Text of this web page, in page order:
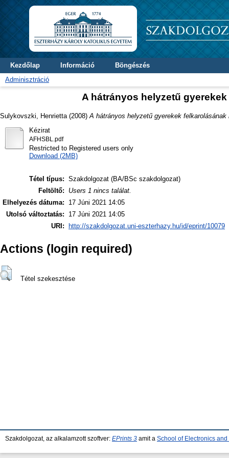
Kezdőlap Információ
Böngészés
Adminisztráció
A hátrányos helyzetű
Sulykovszki, Henrietta (2008) A hátrányos helyzetű gyerekek felkarolásának
Kézirat
AFHSBL.pdf
Restricted to Registered users only
Download (2MB)
Tétel típus: Szakdolgozat (BA/BSc szakdolgozat)
Feltöltő:
Users 1 nincs találat.
Elhelyezés dátuma:
17 Júni 2021 14:05
Utolsó változtatás:
17 Júni 2021 14:05
URI:
http://szakdolgozat.uni-eszterhazy.hu/id/eprint/10079
Actions (login required)
Tétel szekesztése
Szakdolgozat, az alkalamzott szoftver: EPrints 3 amit a School of Electronics